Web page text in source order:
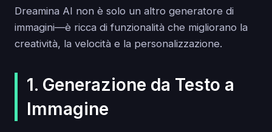
Dreamina AI non è solo un altro generatore di
immagini—è ricca di funzionalità che migliorano la
creatività, la velocità e la personalizzazione.
1. Generazione da Testo a
Immagine